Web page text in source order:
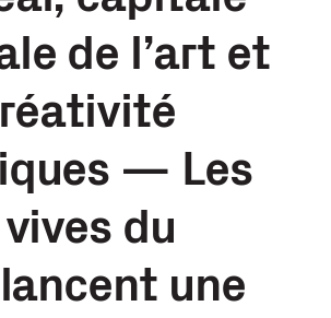
de l’art et
— Les
du
une